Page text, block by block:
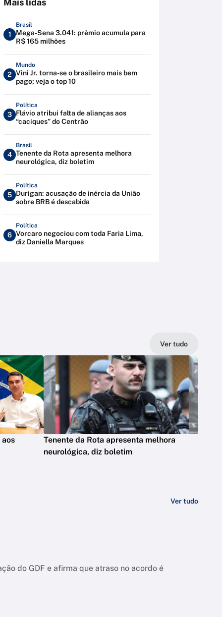
Mais lidas
1
Brasil
Mega-Sena 3.041: prêmio acumula para
R$ 165 milhões
2
Mundo
Vini Jr. torna-se o brasileiro mais bem
pago; veja o top 10
3
Política
Flávio atribui falta de alianças aos
“caciques” do Centrão
4
Brasil
Tenente da Rota apresenta melhora
neurológica, diz boletim
5
Política
Durigan: acusação de inércia da União
sobre BRB é descabida
6
Política
Vorcaro negociou com toda Faria Lima,
diz Daniella Marques
Ver tudo
Tenente da Rota apresenta melhora
neurológica, diz boletim
Ver tudo
do GDF e afirma que atraso no acordo é